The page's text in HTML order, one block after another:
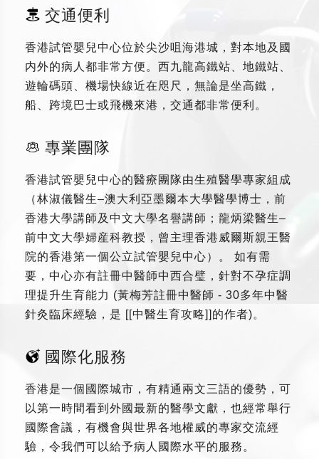
交通便利
香港試管嬰兒中心位於尖沙咀海港城，對本地及國
内外的病人都非常方便。西九龍高鐵站、地鐵站、
遊輪碼頭、機場快線近在咫尺，無論是坐高鐵，
船、跨境巴士或飛機來港，交通都非常便利。
專業團隊
香港試管嬰兒中心的醫療團隊由生殖醫學專家組成
（林淑儀醫生–澳大利亞墨爾本大學醫學博士，前
香港大學講師及中文大學名譽講師；龍炳梁醫生–
前中文大學婦産科教授，曾主理香港威爾斯親王醫
院的香港第一個公立試管嬰兒中心）。 如有需
要，中心亦有註冊中醫師中西合璧，針對不孕症調
理提升生育能力 (黃梅芳註冊中醫師 - 30多年中醫
針灸臨床經驗，是 [[中醫生育攻略]]的作者)。
國際化服務
香港是一個國際城市，有精通兩文三語的優勢，可
以第一時間看到外國最新的醫學文獻，也經常舉行
國際會議，有機會與世界各地權威的專家交流經
驗，令我們可以給予病人國際水平的服務。